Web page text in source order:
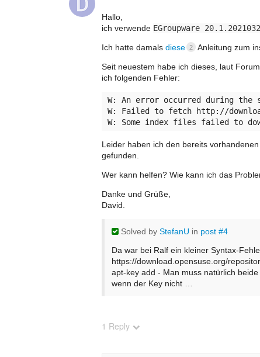
Hallo,
ich verwende EGroupware
Ich hatte damals diese 2 Anleitung zum
Seit neuestem habe ich dieses, laut
ich folgenden Fehler:
W: An error occurred during the
W: Failed to fetch http://
Leider haben ich den bereits
gefunden.
Wer kann helfen? Wie kann ich das
Danke und Grüße,
David.
Solved by StefanU in post #4
Da war bei Ralf ein kleiner Syntax-
https://download.opensuse.org/
apt-key add - Man muss natürlich
wenn der Key nicht …
1 Reply